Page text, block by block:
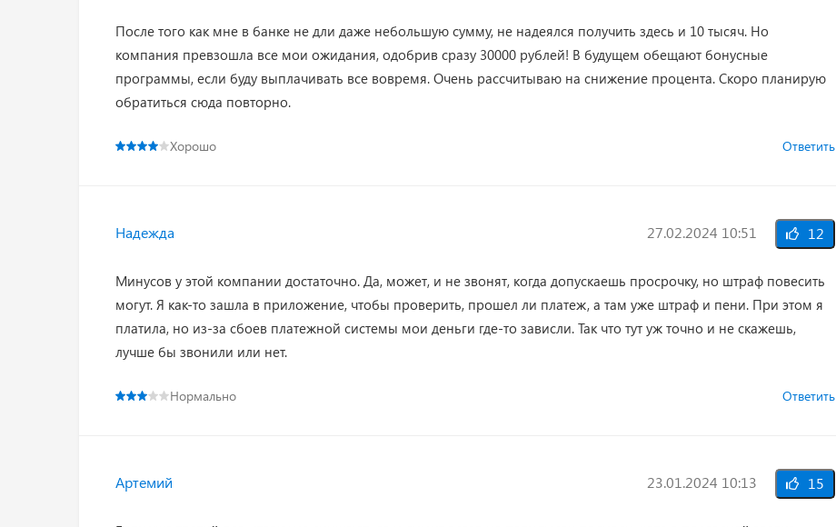
После того как мне в банке не дли даже небольшую сумму, не надеялся получить здесь и 10 тысяч. Но
компания превзошла все мои ожидания, одобрив сразу 30000 рублей! В будущем обещают бонусные
программы, если буду выплачивать все вовремя. Очень рассчитываю на снижение процента. Скоро планирую
обратиться сюда повторно.
Хорошо Ответить
Надежда 27.02.2024 10:51 12
Минусов у этой компании достаточно. Да, может, и не звонят, когда допускаешь просрочку, но штраф повесить
могут. Я как-то зашла в приложение, чтобы проверить, прошел ли платеж, а там уже штраф и пени. При этом я
платила, но из-за сбоев платежной системы мои деньги где-то зависли. Так что тут уж точно и не скажешь,
лучше бы звонили или нет.
Нормально Ответить
Артемий 23.01.2024 10:13 15